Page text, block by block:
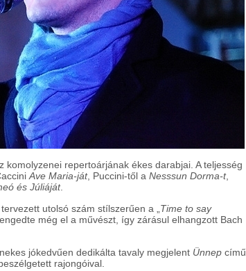
repertoárjának ékes darabjai. A teljesség
Ave Maria-ját, Puccini-től a Nesssun Dorma-t,
és Júliáját.
utolsó szám stílszerűen a „ Time to say
még el a művészt, így zárásul elhangzott Bach
jókedvűen dedikálta tavaly megjelent Ünnep című
rajongóival.